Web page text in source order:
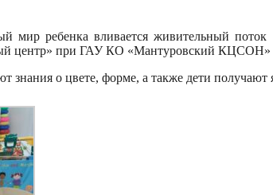
мир ребенка вливается живительный
центр» при ГАУ КО «Мантуровский КЦСОН»
знания о цвете, форме, а также дети получают